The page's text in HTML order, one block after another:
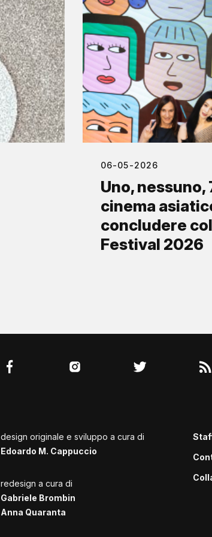
06-05-2026
Uno,
cinema
concludere
Festival 2026
design originale e sviluppo a cura di
Edoardo M. Cappuccio
redesign a cura di
Gabriele Brombin
Anna Quaranta